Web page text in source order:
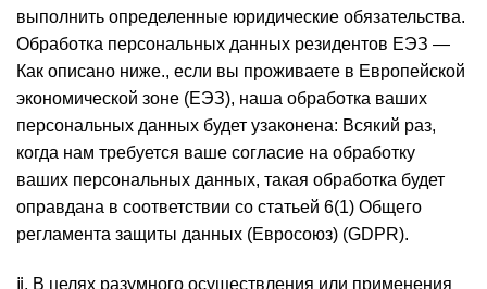
выполнить определенные юридические обязательства.
Обработка персональных данных резидентов ЕЭЗ —
Как описано ниже., если вы проживаете в Европейской
экономической зоне (ЕЭЗ), наша обработка ваших
персональных данных будет узаконена: Всякий раз,
когда нам требуется ваше согласие на обработку
ваших персональных данных, такая обработка будет
оправдана в соответствии со статьей 6(1) Общего
регламента защиты данных (Евросоюз) (GDPR).
ⅱ. В целях разумного осуществления или применения